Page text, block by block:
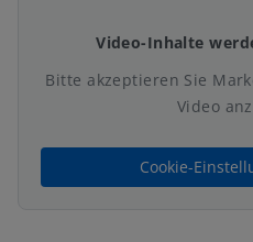
Video-Inhalte
Bitte akzeptieren Sie
Video
Cookie-